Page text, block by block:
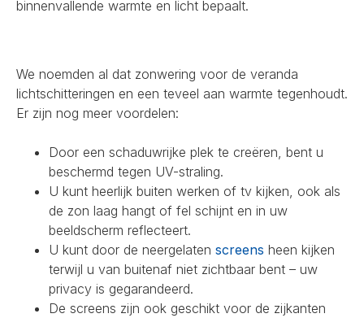
binnenvallende warmte en licht bepaalt.
We noemden al dat zonwering voor de veranda
lichtschitteringen en een teveel aan warmte tegenhoudt.
Er zijn nog meer voordelen:
Door een schaduwrijke plek te creëren, bent u
beschermd tegen UV-straling.
U kunt heerlijk buiten werken of tv kijken, ook als
de zon laag hangt of fel schijnt en in uw
beeldscherm reflecteert.
U kunt door de neergelaten screens heen kijken
terwijl u van buitenaf niet zichtbaar bent – uw
privacy is gegarandeerd.
De screens zijn ook geschikt voor de zijkanten